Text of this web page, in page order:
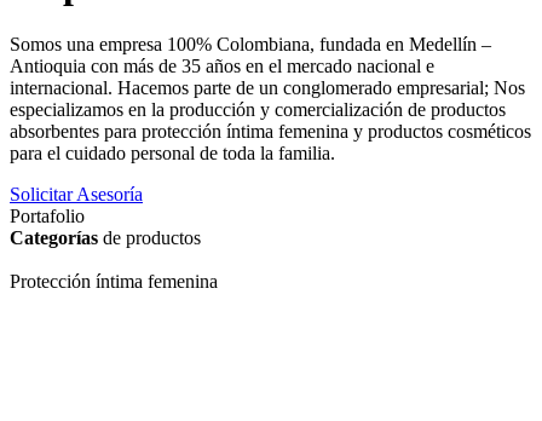
Somos una empresa 100% Colombiana, fundada en Medellín –
Antioquia con más de 35 años en el mercado nacional e
internacional. Hacemos parte de un conglomerado empresarial; Nos
especializamos en la producción y comercialización de productos
absorbentes para protección íntima femenina y productos cosméticos
para el cuidado personal de toda la familia.
Solicitar Asesoría
Portafolio
Categorías de productos
Protección íntima femenina